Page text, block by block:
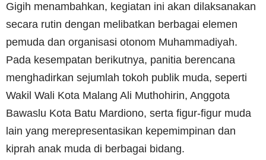
Gigih menambahkan, kegiatan ini akan dilaksanakan
secara rutin dengan melibatkan berbagai elemen
pemuda dan organisasi otonom Muhammadiyah.
Pada kesempatan berikutnya, panitia berencana
menghadirkan sejumlah tokoh publik muda, seperti
Wakil Wali Kota Malang Ali Muthohirin, Anggota
Bawaslu Kota Batu Mardiono, serta figur-figur muda
lain yang merepresentasikan kepemimpinan dan
kiprah anak muda di berbagai bidang.